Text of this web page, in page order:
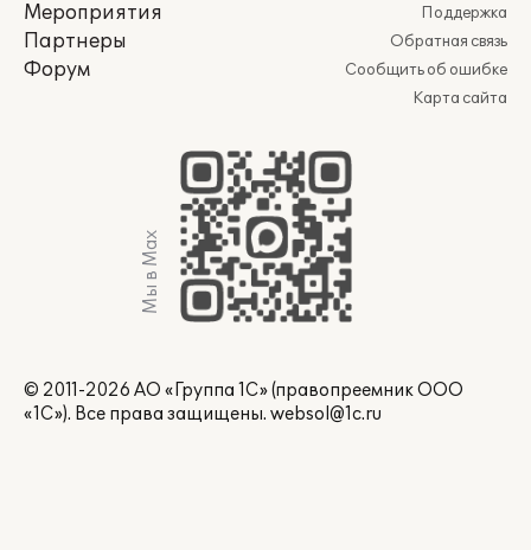
Мероприятия
Партнеры
Форум
Поддержка
Обратная связь
Сообщить об ошибке
Карта сайта
Мы в Max
© 2011-2026 АО «Группа 1С» (правопреемник ООО
«1С»). Все права защищены. websol@1c.ru